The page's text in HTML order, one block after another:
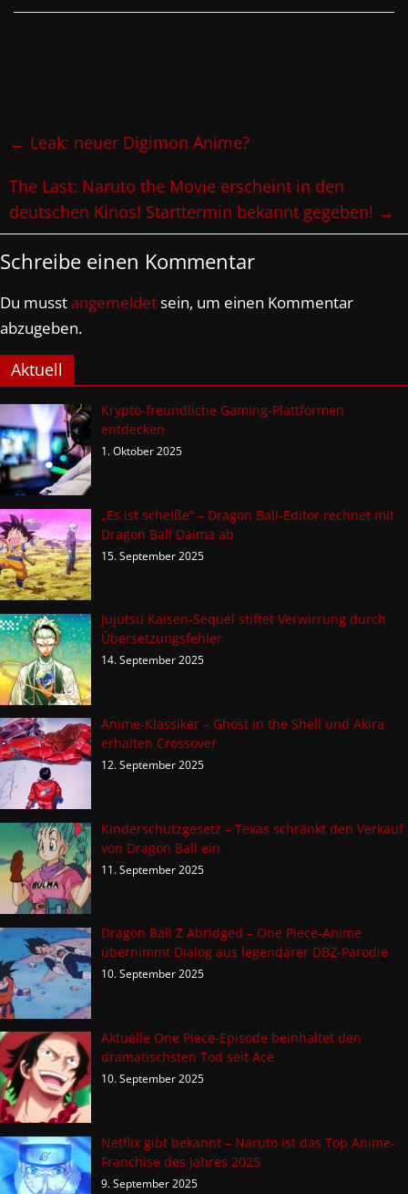
← Leak: neuer Digimon Anime?
The Last: Naruto the Movie erscheint in den
deutschen Kinos! Starttermin bekannt gegeben! →
Schreibe einen Kommentar
Du musstangemeldetsein, um einen Kommentar
abzugeben.
Aktuell
Krypto-freundliche Gaming-Plattformen
entdecken
1. Oktober 2025
„Es ist scheiße“ – Dragon Ball-Editor rechnet mit
Dragon Ball Daima ab
15. September 2025
Jujutsu Kaisen-Sequel stiftet Verwirrung durch
Übersetzungsfehler
14. September 2025
Anime-Klassiker – Ghost in the Shell und Akira
erhalten Crossover
12. September 2025
Kinderschutzgesetz – Texas schränkt den Verkauf
von Dragon Ball ein
11. September 2025
Dragon Ball Z Abridged – One Piece-Anime
übernimmt Dialog aus legendärer DBZ-Parodie
10. September 2025
Aktuelle One Piece-Episode beinhaltet den
dramatischsten Tod seit Ace
10. September 2025
Netflix gibt bekannt – Naruto ist das Top Anime-
Franchise des Jahres 2025
9. September 2025